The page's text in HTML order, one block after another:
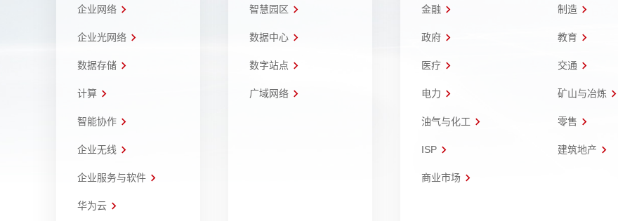
企业网络
企业光网络
数据存储
计算
智能协作
企业无线
企业服务与软件
华为云
智慧园区
数据中心
数字站点
广域网络
金融 制造
政府 教育
医疗 交通
电力 矿山与冶炼
油气与化工 零售
ISP 建筑地产
商业市场